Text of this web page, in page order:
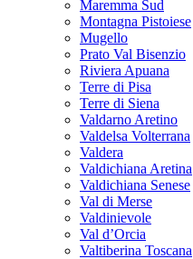
Maremma Sud
Montagna Pistoiese
Mugello
Prato Val Bisenzio
Riviera Apuana
Terre di Pisa
Terre di Siena
Valdarno Aretino
Valdelsa Volterrana
Valdera
Valdichiana Aretina
Valdichiana Senese
Val di Merse
Valdinievole
Val d’Orcia
Valtiberina Toscana